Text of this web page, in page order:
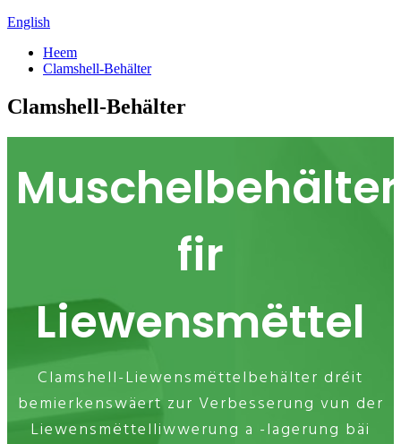
English
Heem
Clamshell-Behälter
Clamshell-Behälter
Muschelbehälter
fir
Liewensmëttel
Clamshell-Liewensmëttelbehälter dréit
bemierkenswäert zur Verbesserung vun der
Liewensmëttelliwwerung a -lagerung bäi